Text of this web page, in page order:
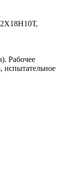
Рабочее
испытательное